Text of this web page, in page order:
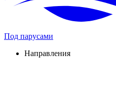
Под парусами
Направления